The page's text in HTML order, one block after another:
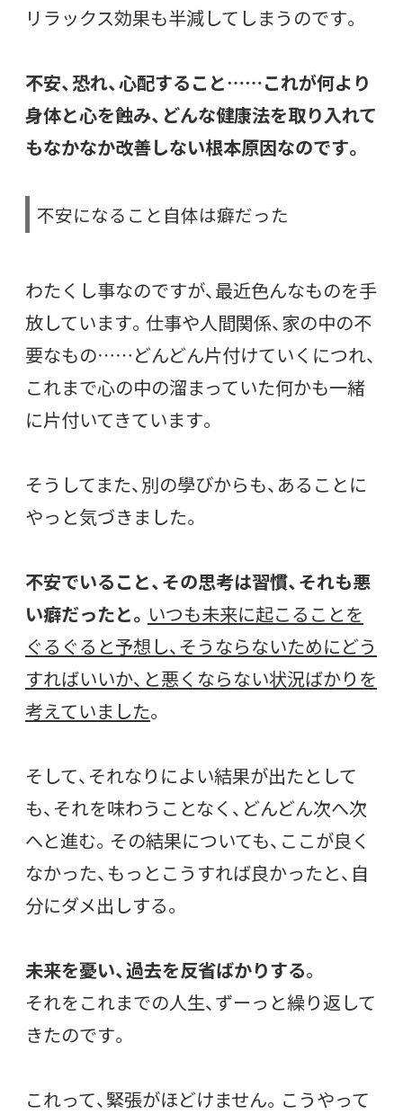
リラックス効果も半減してしまうのです。
不安、恐れ、心配すること……これが何より
身体と心を蝕み、どんな健康法を取り入れて
もなかなか改善しない根本原因なのです。
不安になること自体は癖だった
わたくし事なのですが、最近色んなものを手
放しています。仕事や人間関係、家の中の不
要なもの……どんどん片付けていくにつれ、
これまで心の中の溜まっていた何かも一緒
に片付いてきています。
そうしてまた、別の學びからも、あることに
やっと気づきました。
不安でいること、その思考は習慣、それも悪
い癖だったと。 いつも未来に起こることを
ぐるぐると予想し、そうならないためにどう
すればいいか、と悪くならない状況ばかりを
考えていました。
そして、それなりによい結果が出たとして
も、それを味わうことなく、どんどん次へ次
へと進む。その結果についても、ここが良く
なかった、もっとこうすれば良かったと、自
分にダメ出しする。
未来を憂い、過去を反省ばかりする。
それをこれまでの人生、ずーっと繰り返して
きたのです。
これって、緊張がほどけません。こうやって